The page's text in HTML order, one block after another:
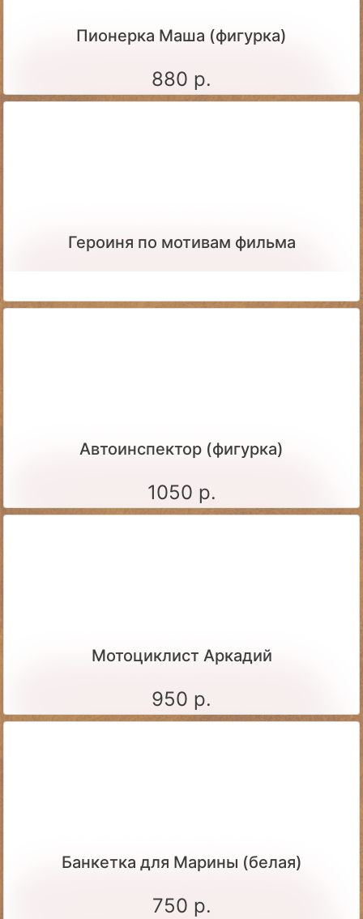
Пионерка Маша (фигурка)
880 р.
Героиня по мотивам фильма
Автоинспектор (фигурка)
1050 р.
Мотоциклист Аркадий
950 р.
Банкетка для Марины (белая)
750 р.